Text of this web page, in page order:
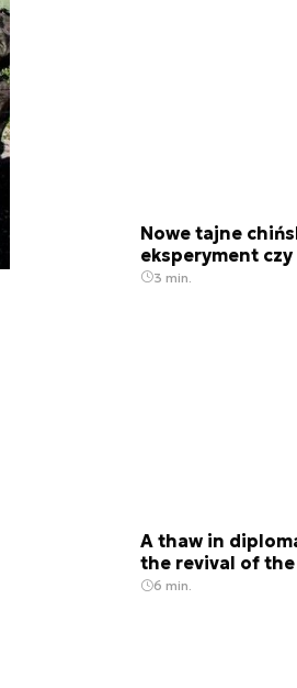
Nowe tajne
eksperyment
3 min.
A thaw in
the revival of
6 min.